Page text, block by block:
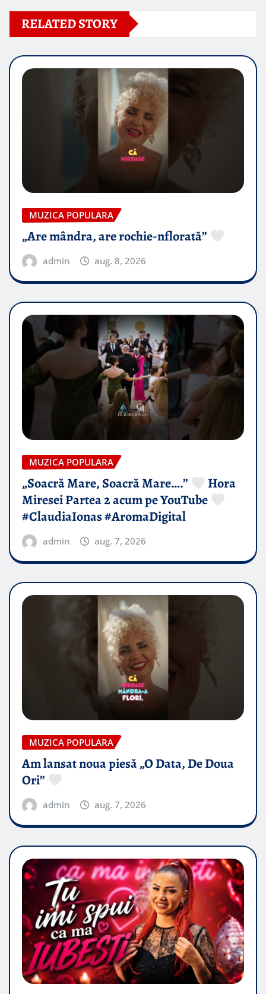
RELATED STORY
MUZICA POPULARA
„Are mândra, are rochie-nflorată”
admin aug. 8, 2026
MUZICA POPULARA
„Soacră Mare, Soacră Mare….”
Hora
Miresei Partea 2 acum pe YouTube
#ClaudiaIonas #AromaDigital
admin aug. 7, 2026
MUZICA POPULARA
Am lansat noua piesă „O Data, De Doua
Ori”
admin aug. 7, 2026